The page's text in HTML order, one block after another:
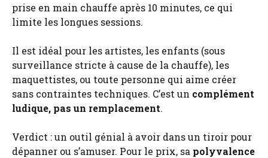
prise en main chauffe après 10 minutes, ce qui
limite les longues sessions.
Il est idéal pour les artistes, les enfants (sous
surveillance stricte à cause de la chauffe), les
maquettistes, ou toute personne qui aime créer
sans contraintes techniques. C’est un complément
ludique, pas un remplacement.
Verdict : un outil génial à avoir dans un tiroir pour
dépanner ou s’amuser. Pour le prix, sa polyvalence